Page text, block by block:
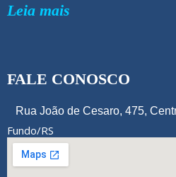
Leia mais
FALE CONOSCO
Rua João de Cesaro, 475,
Fundo/RS